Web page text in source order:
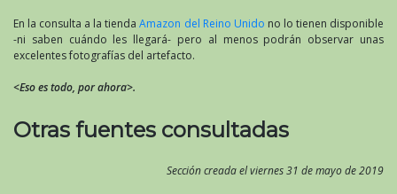
En la consulta a la tiendaAmazon del Reino Unido no lo tienen disponible
-ni saben cuándo les llegará- pero al menos podrán observar unas
excelentes fotografías del artefacto.
<Eso es todo, por ahora>.
Otras fuentes consultadas
Sección creada el viernes 31 de mayo de 2019